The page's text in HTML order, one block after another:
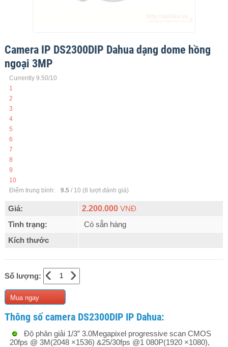
Camera IP DS2300DIP Dahua dạng dome hồng
ngoại 3MP
Currently 9.50/10
1
2
3
4
5
6
7
8
9
10
Điểm trung bình:
9.5/ 10 (8 lượt đánh giá)
Giá: 2.200.000 VNĐ
Tình trạng:
Có sẵn hàng
Kích thước
Số lượng: ›
‹
Mua ngay
Thông số camera DS2300DIP​ IP Dahua:
Độ phân giải 1/3” 3.0Megapixel progressive scan CMOS
20fps @ 3M(2048 ×1536) &25/30fps @1 080P(1920 ×1080),